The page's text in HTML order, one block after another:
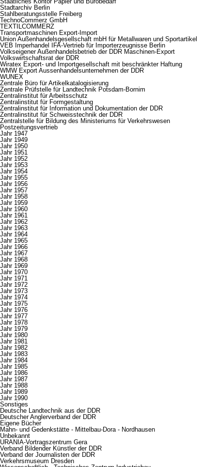
Stadtarchiv Berlin
Stahlberatungsstelle Freiberg
TechnoCommerz GmbH
TEXTILCOMMERZ
Transportmaschinen Export-Import
Union Außenhandelsgesellschaft mbH für Metallwaren und Sportartikel
VEB Imperhandel IFA-Vertrieb für Importerzeugnisse Berlin
Volkseigener Außenhandelsbetrieb der DDR Maschinen-Export
Volkswirtschaftsrat der DDR
Wiratex Export- und Importgesellschaft mit beschränkter Haftung
WMW Export Aussenhandelsunternehmen der DDR
WUNEX
Zentrale Büro für Artikelkatalogisierung
Zentrale Prüfstelle für Landtechnik Potsdam-Bornim
Zentralinstitut für Arbeitsschutz
Zentralinstitut für Formgestaltung
Zentralinstitut für Information und Dokumentation der DDR
Zentralinstitut für Schweisstechnik der DDR
Zentralstelle für Bildung des Ministeriums für Verkehrswesen
Postzeitungsvertrieb
Jahr 1947
Jahr 1949
Jahr 1950
Jahr 1951
Jahr 1952
Jahr 1953
Jahr 1954
Jahr 1955
Jahr 1956
Jahr 1957
Jahr 1958
Jahr 1959
Jahr 1960
Jahr 1961
Jahr 1962
Jahr 1963
Jahr 1964
Jahr 1965
Jahr 1966
Jahr 1967
Jahr 1968
Jahr 1969
Jahr 1970
Jahr 1971
Jahr 1972
Jahr 1973
Jahr 1974
Jahr 1975
Jahr 1976
Jahr 1977
Jahr 1978
Jahr 1979
Jahr 1980
Jahr 1981
Jahr 1982
Jahr 1983
Jahr 1984
Jahr 1985
Jahr 1986
Jahr 1987
Jahr 1988
Jahr 1989
Jahr 1990
Sonstiges
Deutsche Landtechnik aus der DDR
Deutscher Anglerverband der DDR
Eigene Bücher
Mahn- und Gedenkstätte - Mittelbau-Dora - Nordhausen
Unbekannt
URANIA-Vortragszentrum Gera
Verband Bildender Künstler der DDR
Verband der Journalisten der DDR
Verkehrsmuseum Dresden